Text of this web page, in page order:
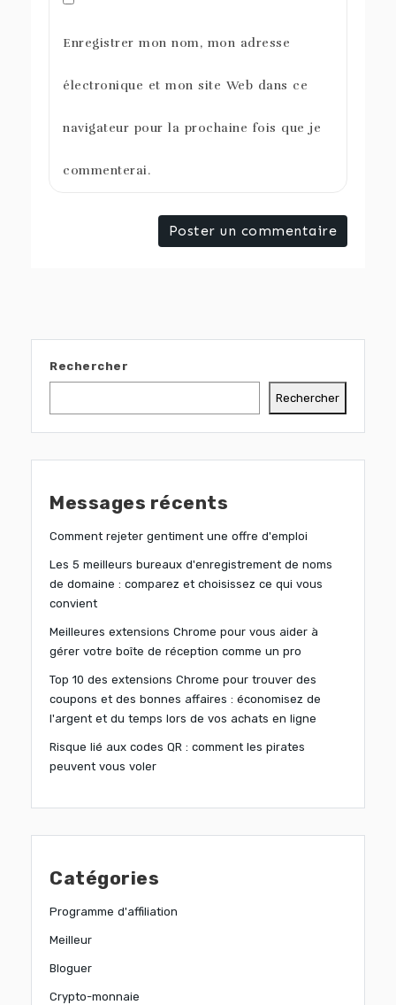
Enregistrer mon nom, mon adresse
électronique et mon site Web dans ce
navigateur pour la prochaine fois que je
commenterai.
Rechercher
Rechercher
Messages récents
Comment rejeter gentiment une offre d'emploi
Les 5 meilleurs bureaux d'enregistrement de noms
de domaine : comparez et choisissez ce qui vous
convient
Meilleures extensions Chrome pour vous aider à
gérer votre boîte de réception comme un pro
Top 10 des extensions Chrome pour trouver des
coupons et des bonnes affaires : économisez de
l'argent et du temps lors de vos achats en ligne
Risque lié aux codes QR : comment les pirates
peuvent vous voler
Catégories
Programme d'affiliation
Meilleur
Bloguer
Crypto-monnaie